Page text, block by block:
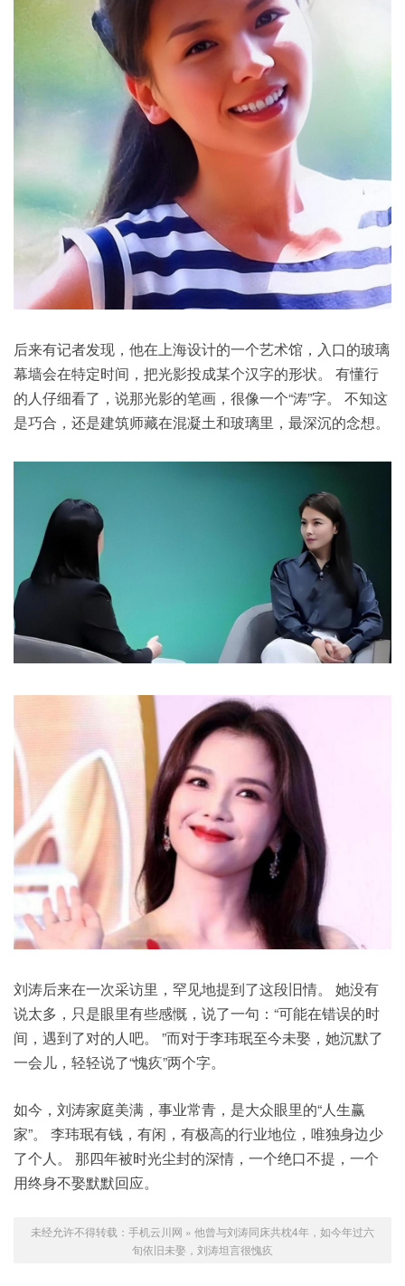
后来有记者发现，他在上海设计的一个艺术馆，入口的玻璃
幕墙会在特定时间，把光影投成某个汉字的形状。 有懂行
的人仔细看了，说那光影的笔画，很像一个“涛”字。 不知这
是巧合，还是建筑师藏在混凝土和玻璃里，最深沉的念想。
刘涛后来在一次采访里，罕见地提到了这段旧情。 她没有
说太多，只是眼里有些感慨，说了一句：“可能在错误的时
间，遇到了对的人吧。 ”而对于李玮珉至今未娶，她沉默了
一会儿，轻轻说了“愧疚”两个字。
如今，刘涛家庭美满，事业常青，是大众眼里的“人生赢
家”。 李玮珉有钱，有闲，有极高的行业地位，唯独身边少
了个人。 那四年被时光尘封的深情，一个绝口不提，一个
用终身不娶默默回应。
未经允许不得转载： 手机云川网 » 他曾与刘涛同床共枕4年，如今年过六
旬依旧未娶，刘涛坦言很愧疚